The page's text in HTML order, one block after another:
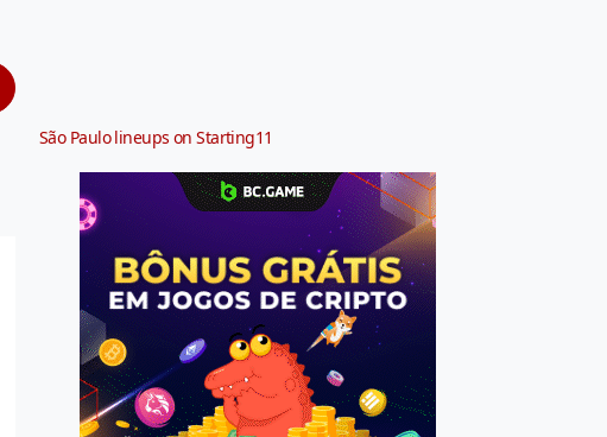
São Paulo lineups on Starting11